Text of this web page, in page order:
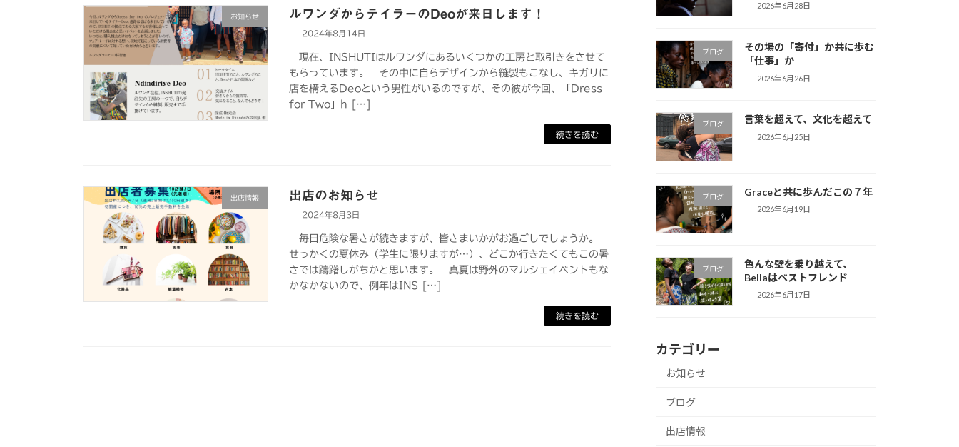
お知らせ ルワンダからテイラーのDeoが来日します！
2024年8月14日
現在、INSHUTIはルワンダにあるいくつかの工房と取引きをさせて
もらっています。 その中に自らデザインから縫製もこなし、キガリに
店を構えるDeoという男性がいるのですが、その彼が今回、「Dress
for Two」h […]
続きを読む
出店情報 出店のお知らせ
2024年8月3日
毎日危険な暑さが続きますが、皆さまいかがお過ごしでしょうか。
せっかくの夏休み（学生に限りますが…）、どこか行きたくてもこの暑
さでは躊躇しがちかと思います。 真夏は野外のマルシェイベントもな
かなかないので、例年はINS […]
続きを読む
2026年6月28日
ブログ
その場の「寄付」か共に歩む
「仕事」か
2026年6月26日
ブログ 言葉を超えて、文化を超えて
2026年6月25日
ブログ Graceと共に歩んだこの７年
2026年6月19日
ブログ
色んな壁を乗り越えて、
Bellaはベストフレンド
2026年6月17日
カテゴリー
お知らせ
ブログ
出店情報